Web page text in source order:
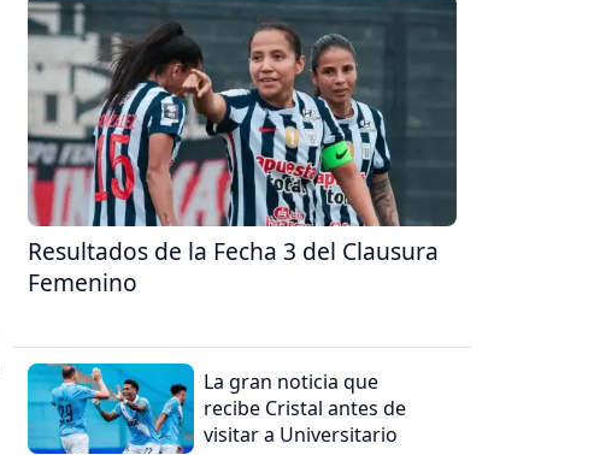
Resultados de la Fecha 3 del Clausura
Femenino
La gran noticia que
recibe Cristal antes de
visitar a Universitario